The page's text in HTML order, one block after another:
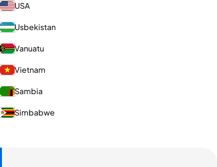
USA
Usbekistan
Vanuatu
Vietnam
Sambia
Simbabwe